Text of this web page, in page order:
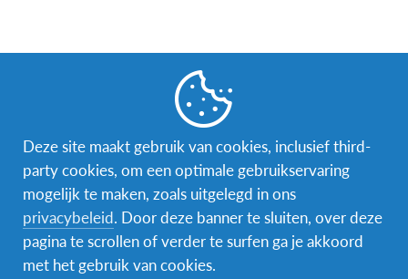
FacebookInstagramMessenger
Secundaire
Navigatie
Naar het buitenland
Deze site maakt gebruik van cookies, inclusief third-
party cookies, om een optimale gebruikservaring
mogelijk te maken, zoals uitgelegd in ons
privacybeleid. Door deze banner te sluiten, over deze
pagina te scrollen of verder te surfen ga je akkoord
met het gebruik van cookies.